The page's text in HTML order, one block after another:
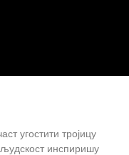
угостити тројицу
инспиришу